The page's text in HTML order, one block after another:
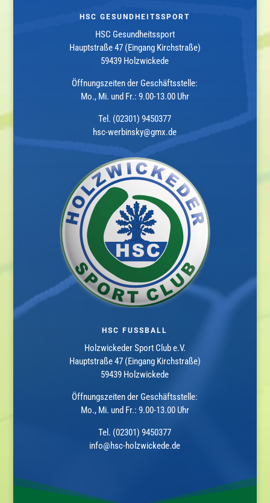
HSC GESUNDHEITSSPORT
HSC Gesundheitssport
Hauptstraße 47 (Eingang Kirchstraße)
59439 Holzwickede
Öffnungszeiten der Geschäftsstelle:
Mo., Mi. und Fr.: 9.00-13.00 Uhr
Tel. (02301) 9450377
hsc-werbinsky@gmx.de
HSC FUSSBALL
Holzwickeder Sport Club e.V.
Hauptstraße 47 (Eingang Kirchstraße)
59439 Holzwickede
Öffnungszeiten der Geschäftsstelle:
Mo., Mi. und Fr.: 9.00-13.00 Uhr
Tel. (02301) 9450377
info@hsc-holzwickede.de